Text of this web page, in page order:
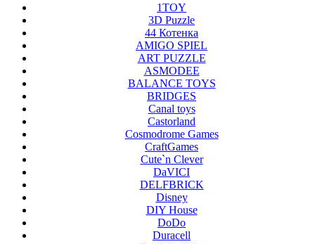
1TOY
3D Puzzle
44 Котенка
AMIGO SPIEL
ART PUZZLE
ASMODEE
BALANCE TOYS
BRIDGES
Canal toys
Castorland
Cosmodrome Games
CraftGames
Cute`n Clever
DaVICI
DELFBRICK
Disney
DIY House
DoDo
Duracell